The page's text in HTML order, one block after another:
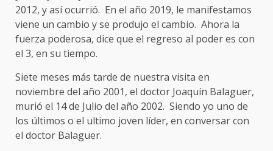
2012, y así ocurrió. En el año 2019, le manifestamos
viene un cambio y se produjo el cambio. Ahora la
fuerza poderosa, dice que el regreso al poder es con
el 3, en su tiempo.
Siete meses más tarde de nuestra visita en
noviembre del año 2001, el doctor Joaquín Balaguer,
murió el 14 de Julio del año 2002. Siendo yo uno de
los últimos o el ultimo joven líder, en conversar con
el doctor Balaguer.